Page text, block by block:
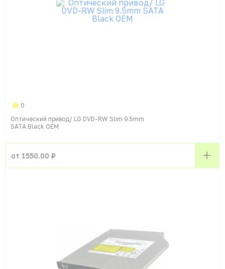
0
Оптический привод/ LG DVD-RW Slim 9.5mm
SATA Black OEM
от 1550.00 ₽